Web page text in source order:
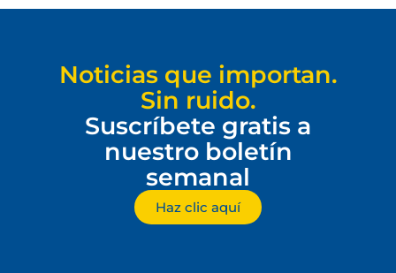
Noticias que importan.
Sin ruido.
Suscríbete gratis a
nuestro boletín
semanal
Haz clic aquí